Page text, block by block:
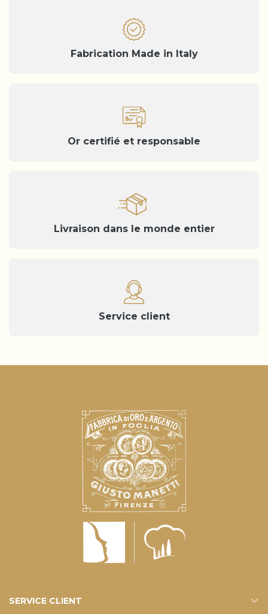
Fabrication Made in Italy
Or certifié et responsable
Livraison dans le monde entier
Service client
SERVICE CLIENT